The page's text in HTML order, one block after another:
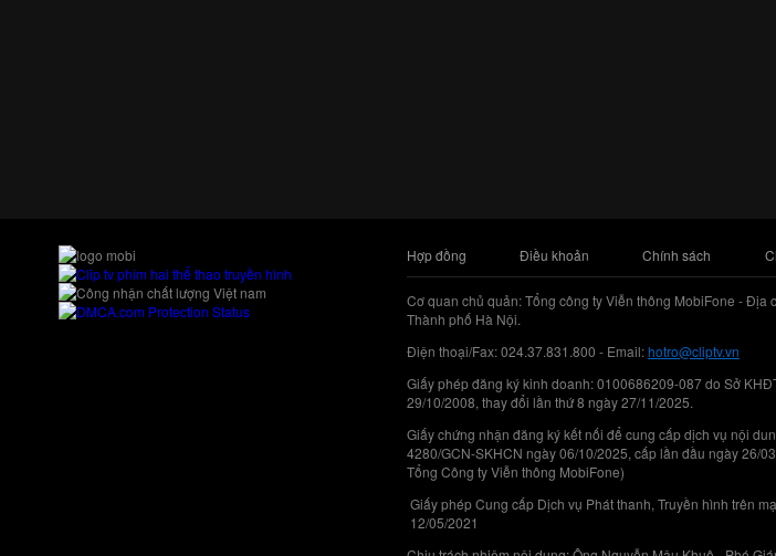
Hợp đồng Điều khoản Chính sách
Cơ quan chủ quản: Tổng công ty Viễn thông MobiFone - Địa
Thành phố Hà Nội.
Điện thoại/Fax: 024.37.831.800 - Email:hotro@cliptv.vn
Giấy phép đăng ký kinh doanh: 0100686209-087 do Sở
29/10/2008, thay đổi lần thứ 8 ngày 27/11/2025.
Giấy chứng nhận đăng ký kết nối để cung cấp dịch vụ nội
4280/GCN-SKHCN ngày 06/10/2025, cấp lần đầu ngày 26/
Tổng Công ty Viễn thông MobiFone)
Giấy phép Cung cấp Dịch vụ Phát thanh, Truyền hình trên
12/05/2021